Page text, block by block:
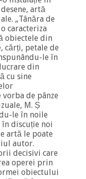
artă
„Tânăra de
caracteriza
obiectele din
cărți, petale de
le în
din
cu sine
vorba de pânze
M. Ș
le în noile
discuție noi
artă le poate
autor.
decisivi care
operei prin
obiectului